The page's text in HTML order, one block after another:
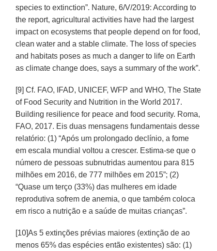
species to extinction”. Nature, 6/V/2019: According to
the report, agricultural activities have had the largest
impact on ecosystems that people depend on for food,
clean water and a stable climate. The loss of species
and habitats poses as much a danger to life on Earth
as climate change does, says a summary of the work”.
[9] Cf. FAO, IFAD, UNICEF, WFP and WHO, The State
of Food Security and Nutrition in the World 2017.
Building resilience for peace and food security. Roma,
FAO, 2017. Eis duas mensagens fundamentais desse
relatório: (1) “Após um prolongado declínio, a fome
em escala mundial voltou a crescer. Estima-se que o
número de pessoas subnutridas aumentou para 815
milhões em 2016, de 777 milhões em 2015”; (2)
“Quase um terço (33%) das mulheres em idade
reprodutiva sofrem de anemia, o que também coloca
em risco a nutrição e a saúde de muitas crianças”.
[10]As 5 extinções prévias maiores (extinção de ao
menos 65% das espécies então existentes) são: (1)